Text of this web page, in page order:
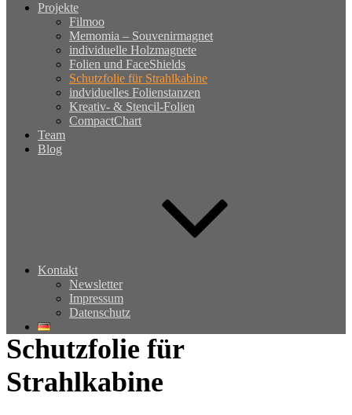
Projekte
Filmoo
Memomia – Souvenirmagnet
individuelle Holzmagnete
Folien und FaceShields
Schutzfolie für Strahlkabine
indviduelles Folienstanzen
Kreativ- & Stencil-Folien
CompactChart
Team
Blog
Kontakt
Newsletter
Impressum
Datenschutz
Schutzfolie für
Strahlkabine